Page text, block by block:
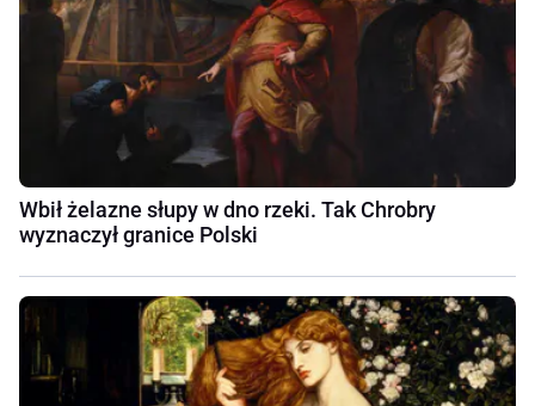
Wbił żelazne słupy w dno rzeki. Tak Chrobry
wyznaczył granice Polski